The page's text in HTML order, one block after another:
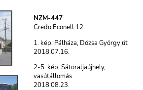
NZM-447
Credo Econell 12
1. kép: Pálháza, Dózsa György út
2018.07.16.
2-5. kép: Sátoraljaújhely,
vasútállomás
2018.08.23.